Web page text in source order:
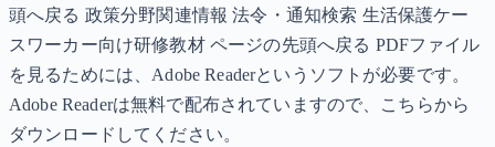
頭へ戻る 政策分野関連情報 法令・通知検索 生活保護ケー
スワーカー向け研修教材 ページの先頭へ戻る PDFファイル
を見るためには、Adobe Readerというソフトが必要です。
Adobe Readerは無料で配布されていますので、こちらから
ダウンロードしてください。